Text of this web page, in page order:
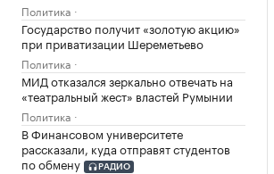
Политика
Государство получит «золотую акцию»
при приватизации Шереметьево
Политика
МИД отказался зеркально отвечать на
«театральный жест» властей Румынии
Политика
В Финансовом университете
рассказали, куда отправят студентов
по обмену
РАДИО